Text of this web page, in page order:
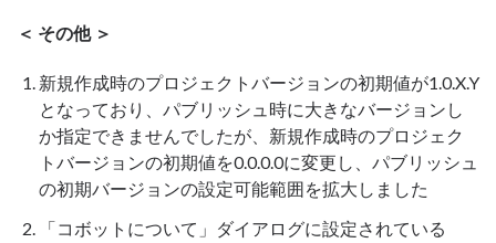
＜ その他 ＞
新規作成時のプロジェクトバージョンの初期値が1.0.X.Y
となっており、パブリッシュ時に大きなバージョンし
か指定できませんでしたが、新規作成時のプロジェク
トバージョンの初期値を0.0.0.0に変更し、パブリッシュ
の初期バージョンの設定可能範囲を拡大しました
「コボットについて」ダイアログに設定されている